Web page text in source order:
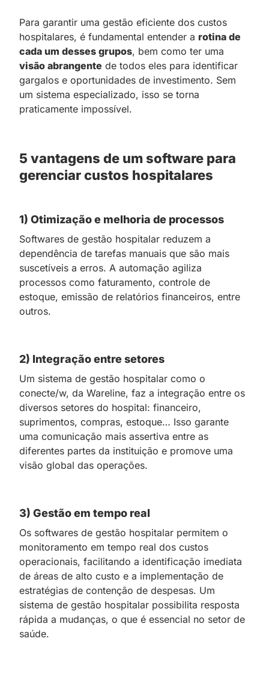
Para garantir uma gestão eficiente dos custos
hospitalares, é fundamental entender a rotina de
cada um desses grupos, bem como ter uma
visão abrangente de todos eles para identificar
gargalos e oportunidades de investimento. Sem
um sistema especializado, isso se torna
praticamente impossível.
5 vantagens de um software para
gerenciar custos hospitalares
1) Otimização e melhoria de processos
Softwares de gestão hospitalar reduzem a
dependência de tarefas manuais que são mais
suscetíveis a erros. A automação agiliza
processos como faturamento, controle de
estoque, emissão de relatórios financeiros, entre
outros.
2) Integração entre setores
Um sistema de gestão hospitalar como o
conecte/w, da Wareline, faz a integração entre os
diversos setores do hospital: financeiro,
suprimentos, compras, estoque… Isso garante
uma comunicação mais assertiva entre as
diferentes partes da instituição e promove uma
visão global das operações.
3) Gestão em tempo real
Os softwares de gestão hospitalar permitem o
monitoramento em tempo real dos custos
operacionais, facilitando a identificação imediata
de áreas de alto custo e a implementação de
estratégias de contenção de despesas. Um
sistema de gestão hospitalar possibilita resposta
rápida a mudanças, o que é essencial no setor de
saúde.